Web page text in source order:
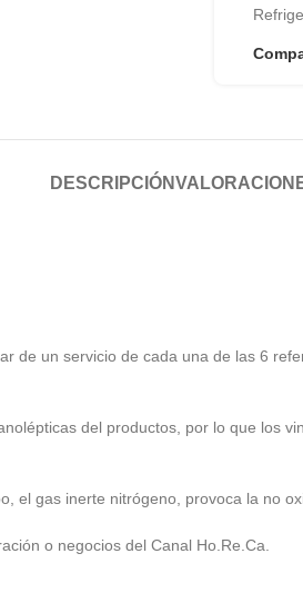
DESCRIPCIÓN
de un servicio de cada una de las 6
del productos, por lo que los
el gas inerte nitrógeno, provoca la no
o negocios del Canal Ho.Re.Ca.